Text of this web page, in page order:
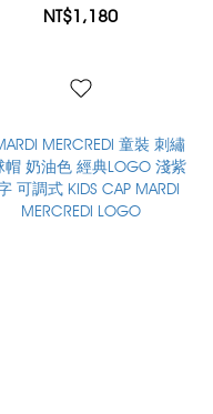
KIDS TSHIRT DDANJI CH.06
NT$1,180